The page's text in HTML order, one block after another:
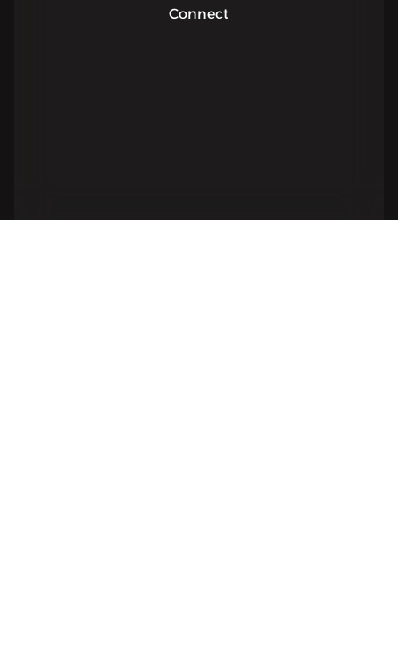
Connect